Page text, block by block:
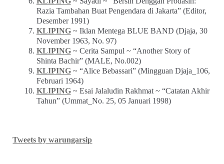
Razia Tambahan Buat Pengendara di Jakarta” (Editor,
Desember 1991)
KLIPING~ Iklan Mentega BLUE BAND (Djaja, 30
November 1963, No. 97)
KLIPING~ Cerita Sampul ~ “Another Story of
Shinta Bachir” (MALE, No.002)
KLIPING~ “Alice Bebassari” (Mingguan Djaja_106,
Februari 1964)
KLIPING~ Esai Jalaludin Rakhmat ~ “Catatan Akhir
Tahun” (Ummat_No. 25, 05 Januari 1998)
Tweets by warungarsip